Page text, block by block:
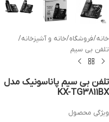
خانه/فروشگاه/خانه و آشپزخانه/
تلفن بی سیم
تلفن بی سیم پاناسونیک مدل
KX-TG3811BX
ویژگی محصول